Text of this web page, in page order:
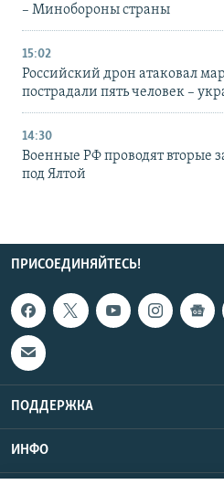
– Минобороны страны
15:02
Российский дрон атаковал
пострадали пять человек –
14:30
Военные РФ проводят вторые
под Ялтой
ПРИСОЕДИНЯЙТЕСЬ!
ПОДДЕРЖКА
ИНФО